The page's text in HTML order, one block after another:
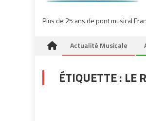
Plus de 25 ans de pont musical
Actualité Musicale
ÉTIQUETTE : LE